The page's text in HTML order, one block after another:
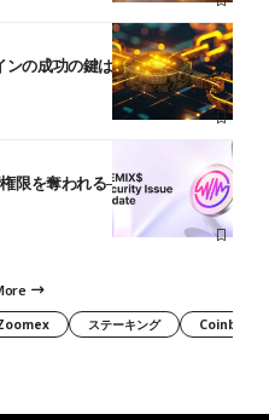
の成功の鍵は流通チャネルに
限を奪われる──ブリッジやDEX
ステーキング Coinbase